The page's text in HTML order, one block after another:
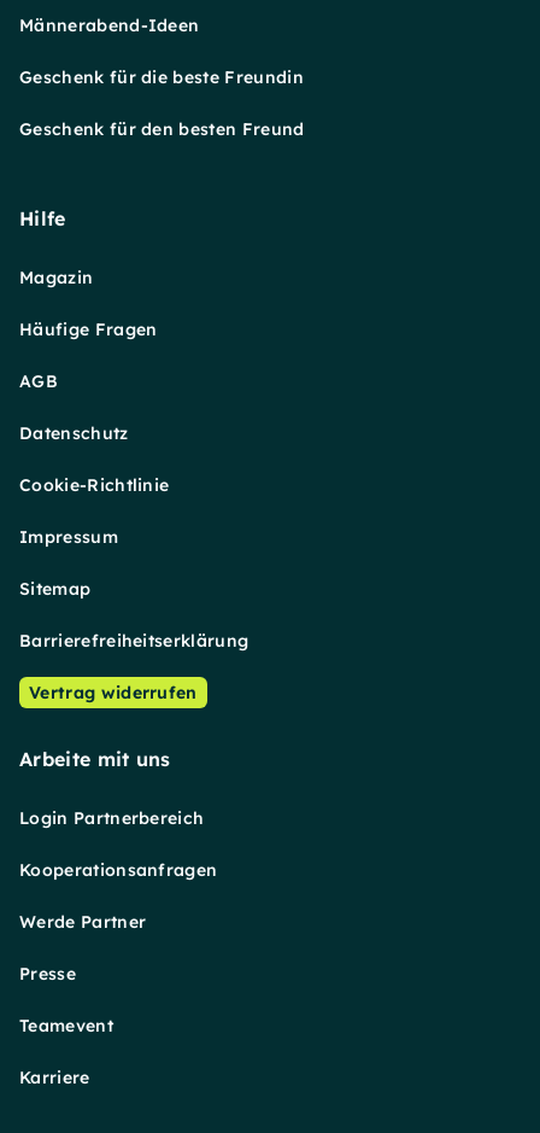
Männerabend-Ideen
Geschenk für die beste Freundin
Geschenk für den besten Freund
Hilfe
Magazin
Häufige Fragen
AGB
Datenschutz
Cookie-Richtlinie
Impressum
Sitemap
Barrierefreiheitserklärung
Vertrag widerrufen
Arbeite mit uns
Login Partnerbereich
Kooperationsanfragen
Werde Partner
Presse
Teamevent
Karriere